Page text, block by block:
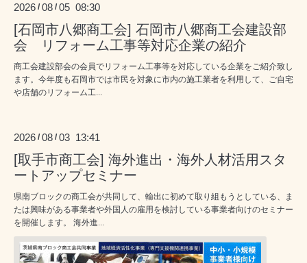
2026 /08 /05 08:30
[石岡市八郷商工会] 石岡市八郷商工会建設部
会 リフォーム工事等対応企業の紹介
商工会建設部会の会員でリフォーム工事等を対応している企業をご紹介致し
ます。今年度も石岡市では市民を対象に市内の施工業者を利用して、ご自宅
や店舗のリフォーム工...
2026 /08 /03 13:41
[取手市商工会] 海外進出・海外人材活用スタ
ートアップセミナー
県南ブロックの商工会が共同して、輸出に初めて取り組もうとしている、ま
たは興味がある事業者や外国人の雇用を検討している事業者向けのセミナー
を開催します。 海外進...